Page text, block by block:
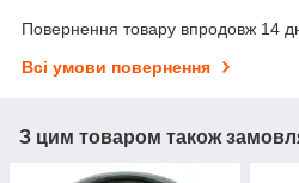
Повернення товару впродовж 14
Всі умови повернення
З цим товаром також